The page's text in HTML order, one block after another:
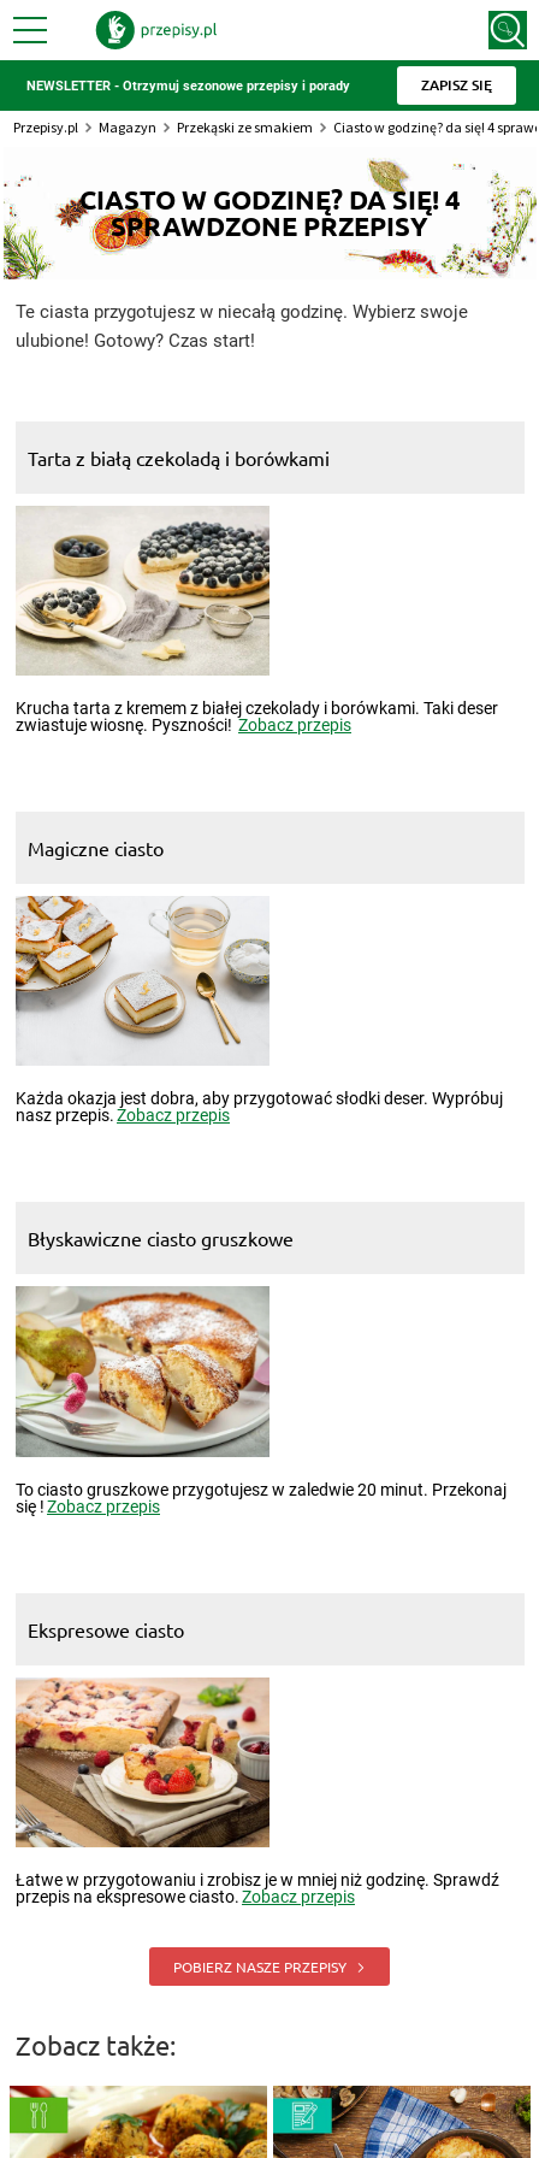
NEWSLETTER - Otrzymuj sezonowe przepisy i porady ZAPISZ SIĘ
Przepisy.pl Magazyn Przekąski ze smakiem Ciasto w godzinę? da się! 4
CIASTO W GODZINĘ? DA SIĘ! 4
SPRAWDZONE PRZEPISY
Te ciasta przygotujesz w niecałą godzinę. Wybierz swoje
ulubione! Gotowy? Czas start!
Tarta z białą czekoladą i borówkami
Krucha tarta z kremem z białej czekolady i borówkami. Taki deser
zwiastuje wiosnę. Pyszności! Zobacz przepis
Magiczne ciasto
Każda okazja jest dobra, aby przygotować słodki deser. Wypróbuj
nasz przepis.Zobacz przepis
Błyskawiczne ciasto gruszkowe
To ciasto gruszkowe przygotujesz w zaledwie 20 minut. Przekonaj
się !Zobacz przepis
Ekspresowe ciasto
Łatwe w przygotowaniu i zrobisz je w mniej niż godzinę. Sprawdź
przepis na ekspresowe ciasto.Zobacz przepis
POBIERZ NASZE PRZEPISY
Zobacz także: